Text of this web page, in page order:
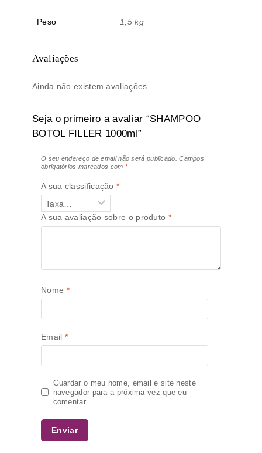
Peso 1,5 kg
Avaliações
Ainda não existem avaliações.
Seja o primeiro a avaliar “SHAMPOO
BOTOL FILLER 1000ml”
O seu endereço de email não será publicado. Campos
obrigatórios marcados com *
A sua classificação*
A sua avaliação sobre o produto *
Nome *
Email *
Guardar o meu nome, email e site neste
navegador para a próxima vez que eu
comentar.